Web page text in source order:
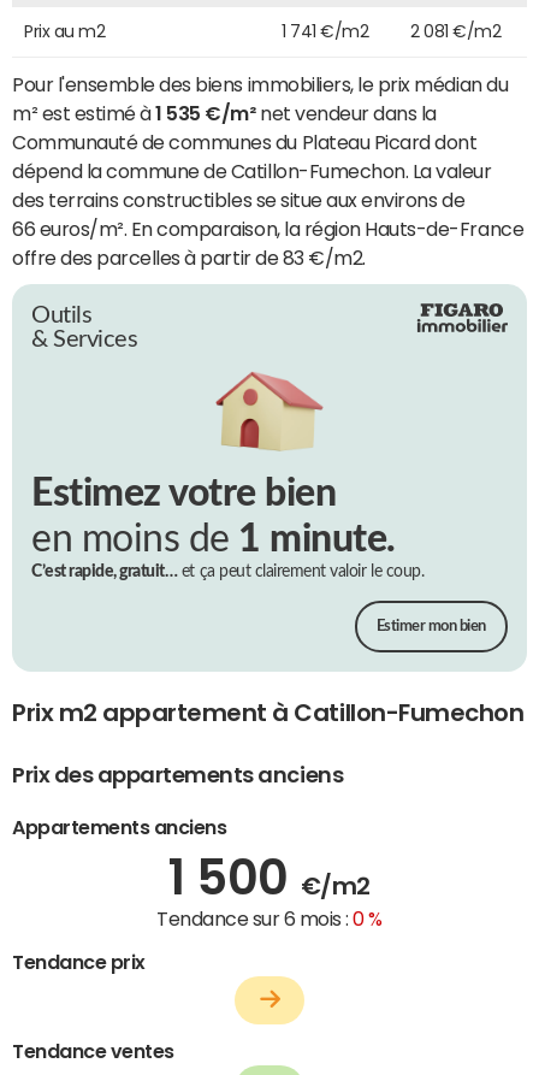
Prix au m2 1 741 €/m2 2 081 €/m2
Pour l'ensemble des biens immobiliers, le prix médian du
m² est estimé à1 535 €/m²net vendeur dans la
Communauté de communes du Plateau Picard dont
dépend la commune de Catillon-Fumechon. La valeur
des terrains constructibles se situe aux environs de
66 euros/m². En comparaison, la région Hauts-de-France
offre des parcelles à partir de 83 €/m2.
Outils
& Services
Estimez votre bien
en moins de 1 minute.
C’est rapide, gratuit…et ça peut clairement valoir le coup.
Estimer mon bien
Prix m2 appartement à Catillon-Fumechon
Prix des appartements anciens
Appartements anciens
1 500 €/m2
Tendance sur 6 mois :0 %
Tendance prix
Tendance ventes